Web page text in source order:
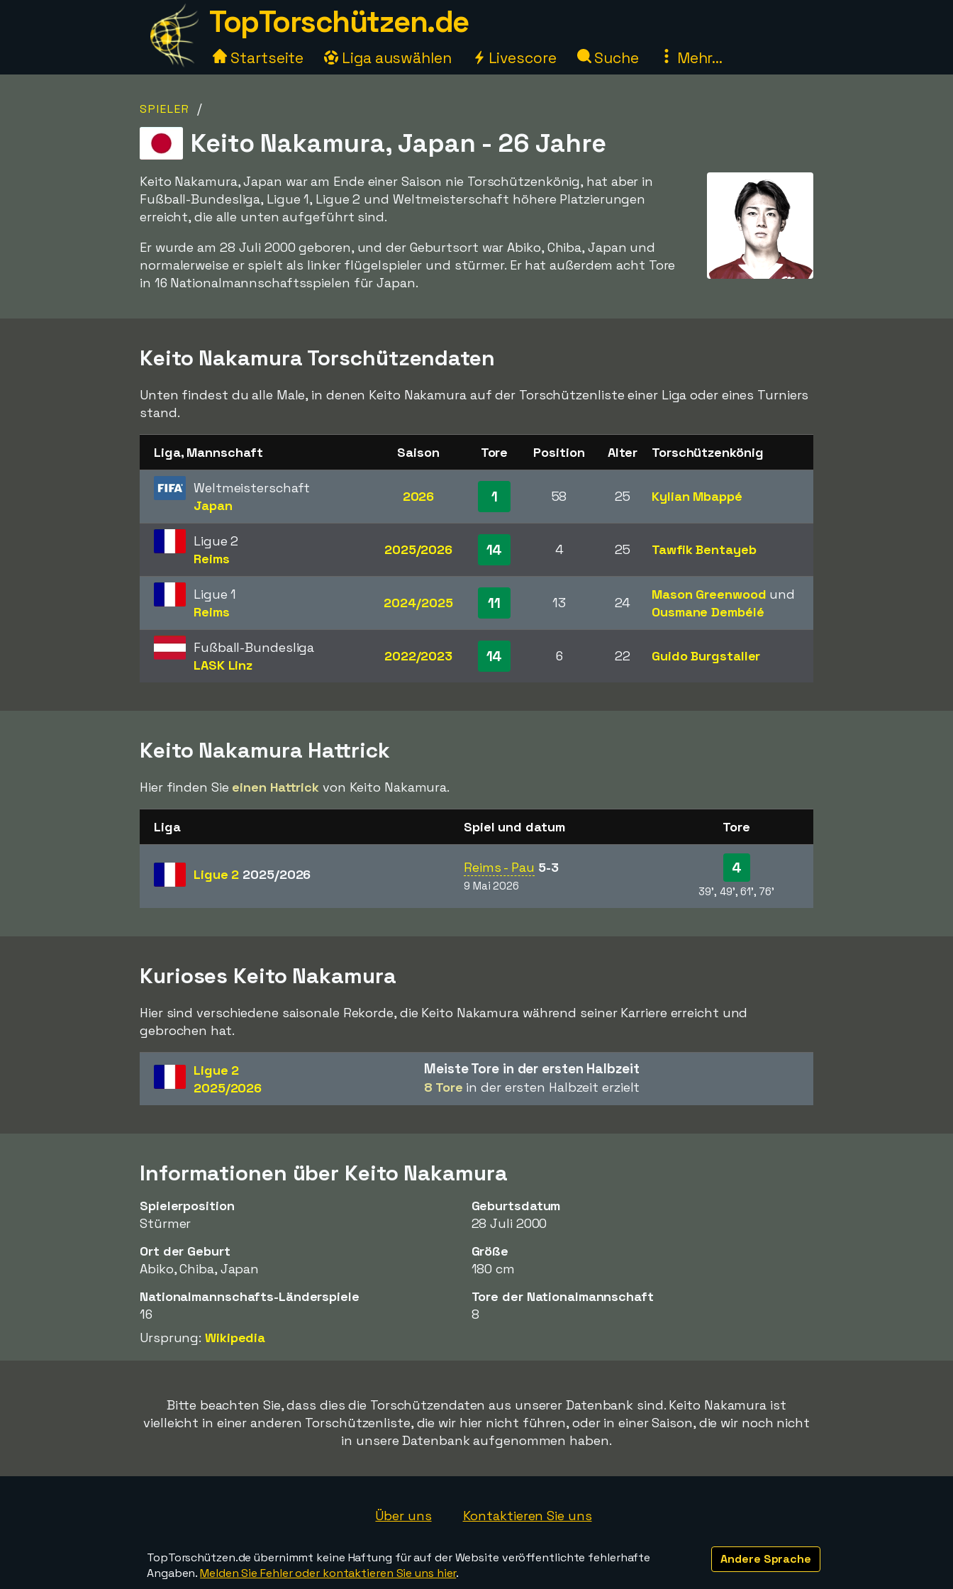
TopTorschützen.de
Startseite Liga auswählen Livescore Suche Mehr...
SPIELER /
Keito Nakamura, Japan - 26 Jahre
Keito Nakamura, Japan war am Ende einer Saison nie Torschützenkönig, hat aber in
Fußball-Bundesliga, Ligue 1, Ligue 2 und Weltmeisterschaft höhere Platzierungen
erreicht, die alle unten aufgeführt sind.
Er wurde am 28 Juli 2000 geboren, und der Geburtsort war Abiko, Chiba, Japan und
normalerweise er spielt als linker flügelspieler und stürmer. Er hat außerdem acht Tore
in 16 Nationalmannschaftsspielen für Japan.
Keito Nakamura Torschützendaten
Unten findest du alle Male, in denen Keito Nakamura auf der Torschützenliste einer Liga oder eines Turniers
stand.
Liga, Mannschaft Saison Tore Position Alter Torschützenkönig
Weltmeisterschaft
Japan
2026 1 58 25 Kylian Mbappé
Ligue 2
Reims
2025/2026 14 4 25 Tawfik Bentayeb
Ligue 1
Reims
2024/2025 11 13 24
Mason Greenwood und
Ousmane Dembélé
Fußball-Bundesliga
LASK Linz
2022/2023 14 6 22 Guido Burgstaller
Keito Nakamura Hattrick
Hier finden Sie einen Hattrick von Keito Nakamura.
Liga Spiel und datum Tore
Ligue 2 2025/2026 Reims - Pau 5-3
9 Mai 2026
4
39', 49', 61', 76'
Kurioses Keito Nakamura
Hier sind verschiedene saisonale Rekorde, die Keito Nakamura während seiner Karriere erreicht und
gebrochen hat.
Ligue 2
2025/2026
Meiste Tore in der ersten Halbzeit
8 Tore in der ersten Halbzeit erzielt
Informationen über Keito Nakamura
Spielerposition
Stürmer
Geburtsdatum
28 Juli 2000
Ort der Geburt
Abiko, Chiba, Japan
Größe
180 cm
Nationalmannschafts-Länderspiele
16
Tore der Nationalmannschaft
8
Ursprung: Wikipedia
Bitte beachten Sie, dass dies die Torschützendaten aus unserer Datenbank sind. Keito Nakamura ist
vielleicht in einer anderen Torschützenliste, die wir hier nicht führen, oder in einer Saison, die wir noch nicht
in unsere Datenbank aufgenommen haben.
Über uns Kontaktieren Sie uns
Andere Sprache
TopTorschützen.de übernimmt keine Haftung für auf der Website veröffentlichte fehlerhafte
Angaben.Melden Sie Fehler oder kontaktieren Sie uns hier.